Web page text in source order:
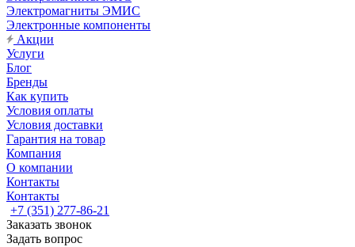
Электромагниты ЭМИС
Электронные компоненты
Акции
Услуги
Блог
Бренды
Как купить
Условия оплаты
Условия доставки
Гарантия на товар
Компания
О компании
Контакты
Контакты
+7 (351) 277-86-21
Заказать звонок
Задать вопрос